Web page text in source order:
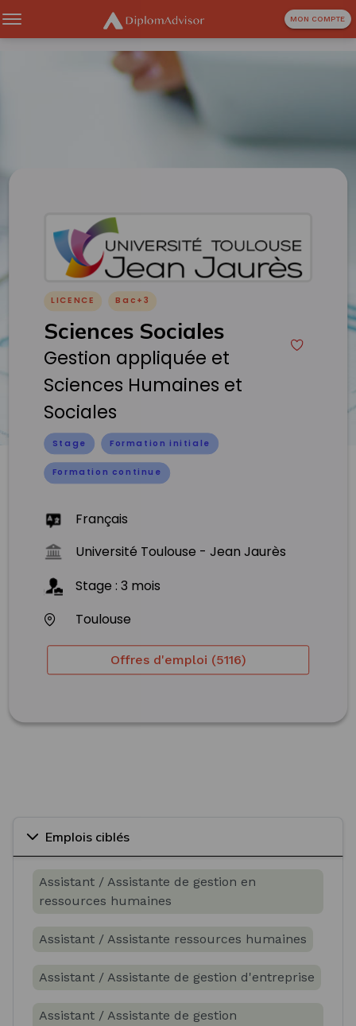
MON COMPTE
LICENCE Bac+3
Sciences Sociales
Gestion appliquée et
Sciences Humaines et
Sociales
Stage Formation initiale
Formation continue
Français
Université Toulouse - Jean Jaurès
Stage :3 mois
Toulouse
Offres d'emploi (5116)
Emplois ciblés
Assistant / Assistante de gestion en
ressources humaines
Assistant / Assistante ressources humaines
Assistant / Assistante de gestion d'entreprise
Assistant / Assistante de gestion